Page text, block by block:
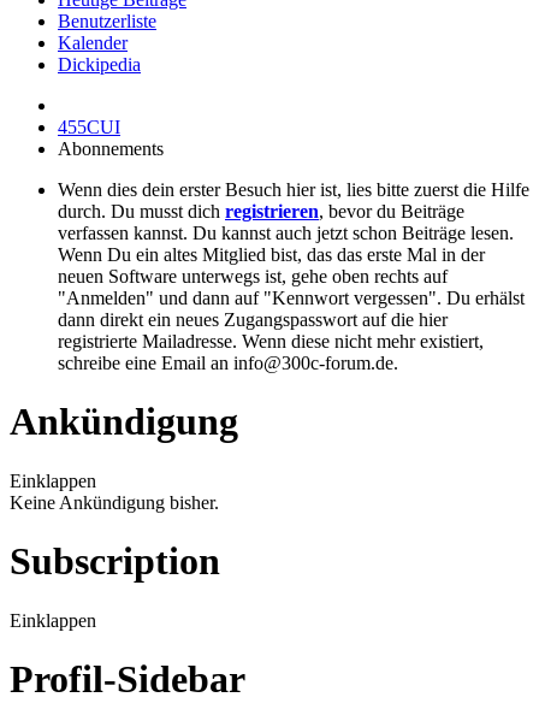
Benutzerliste
Kalender
Dickipedia
455CUI
Abonnements
Wenn dies dein erster Besuch hier ist, lies bitte zuerst die Hilfe
durch. Du musst dich registrieren, bevor du Beiträge
verfassen kannst. Du kannst auch jetzt schon Beiträge lesen.
Wenn Du ein altes Mitglied bist, das das erste Mal in der
neuen Software unterwegs ist, gehe oben rechts auf
"Anmelden" und dann auf "Kennwort vergessen". Du erhälst
dann direkt ein neues Zugangspasswort auf die hier
registrierte Mailadresse. Wenn diese nicht mehr existiert,
schreibe eine Email an info@300c-forum.de.
Ankündigung
Einklappen
Keine Ankündigung bisher.
Subscription
Einklappen
Profil-Sidebar